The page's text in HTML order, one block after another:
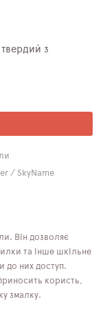
з
/ SkyName
Він дозволяє
та інше шкільне
до них доступ.
користь,
змалку.